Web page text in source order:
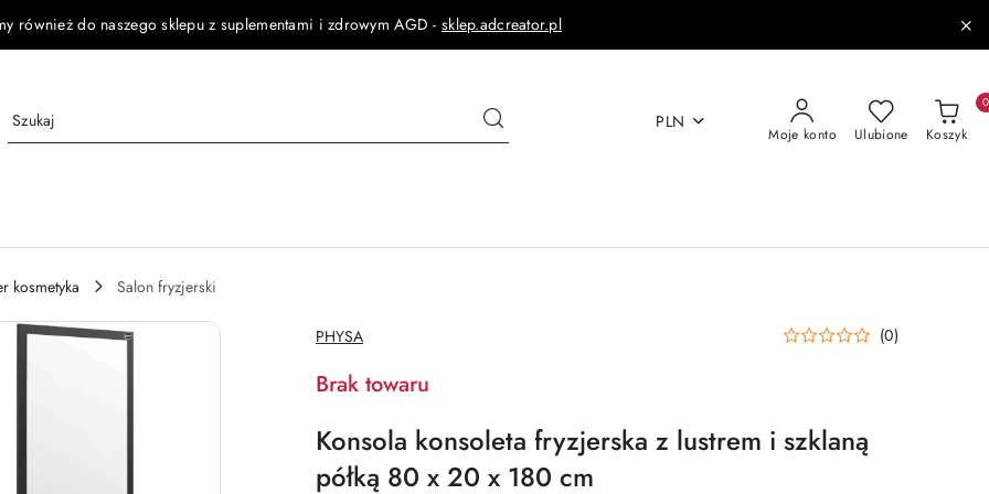
również do naszego sklepu z suplementami i zdrowym AGD - sklep.adcreator.pl
PLN
Moje konto Ulubione Koszyk
0
kosmetyka Salon fryzjerski
NAZWA
PRODUCENTA:
PHYSA (0)
Brak towaru
Konsola konsoleta fryzjerska z lustrem i szklaną
półką 80 x 20 x 180 cm